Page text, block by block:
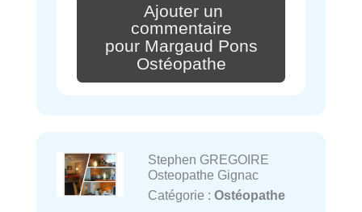
Ajouter un
commentaire
pour Margaud Pons
Ostéopathe
Stephen GREGOIRE
Osteopathe Gignac
Catégorie : Ostéopathe